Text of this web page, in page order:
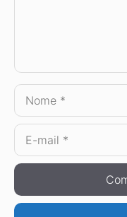
Nome
E-
mail